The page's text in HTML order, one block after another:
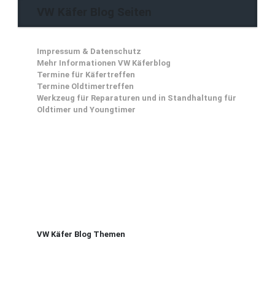
Impressum & Datenschutz
Mehr Informationen VW Käferblog
Termine für Käfertreffen
Termine Oldtimertreffen
Werkzeug für Reparaturen und in Standhaltung für
Oldtimer und Youngtimer
VW Käfer Blog Themen